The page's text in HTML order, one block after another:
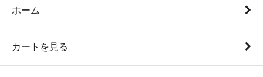
ホーム
カートを見る